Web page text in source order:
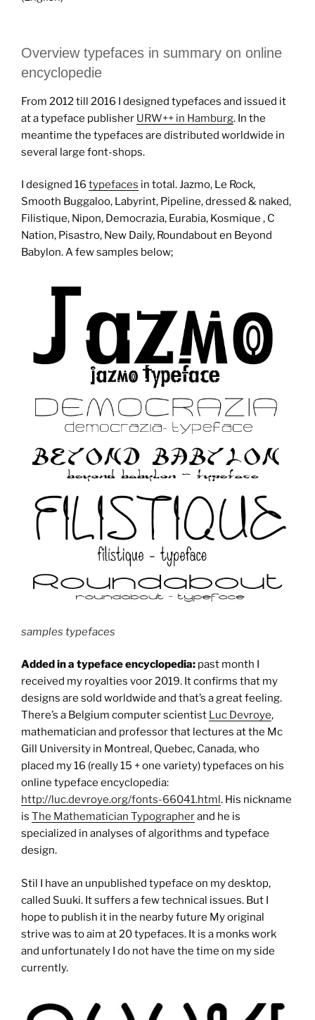
Overview typefaces in summary on online
encyclopedie
From 2012 till 2016 I designed typefaces and issued it
at a typeface publisher URW++ in Hamburg. In the
meantime the typefaces are distributed worldwide in
several large font-shops.
I designed 16 typefaces in total. Jazmo, Le Rock,
Smooth Buggaloo, Labyrint, Pipeline, dressed & naked,
Filistique, Nipon, Democrazia, Eurabia, Kosmique , C
Nation, Pisastro, New Daily, Roundabout en Beyond
Babylon. A few samples below;
samples typefaces
Added in a typeface encyclopedia: past month I
received my royalties voor 2019. It confirms that my
designs are sold worldwide and that’s a great feeling.
There’s a Belgium computer scientist Luc Devroye,
mathematician and professor that lectures at the Mc
Gill University in Montreal, Quebec, Canada, who
placed my 16 (really 15 + one variety) typefaces on his
online typeface encyclopedia:
http://luc.devroye.org/fonts-66041.html. His nickname
is The Mathematician Typographerand he is
specialized in analyses of algorithms and typeface
design.
Stil I have an unpublished typeface on my desktop,
called Suuki. It suffers a few technical issues. But I
hope to publish it in the nearby future My original
strive was to aim at 20 typefaces. It is a monks work
and unfortunately I do not have the time on my side
currently.